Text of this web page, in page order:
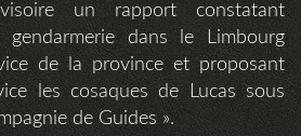
un rapport constatant
dans le Limbourg
de la province et proposant
les cosaques de Lucas sous
de Guides ».